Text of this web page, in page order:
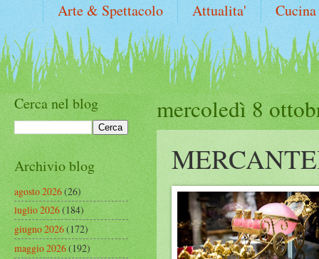
Arte & Spettacolo Attualita' Cucina
mercoledì 8
Cerca nel blog
Archivio blog
agosto 2026(26)
luglio 2026(184)
giugno 2026(172)
maggio 2026(192)